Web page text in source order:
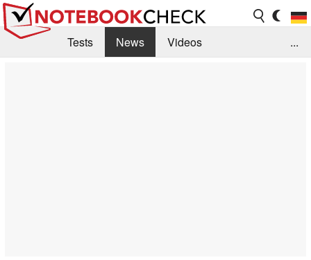
Tests News
Videos
...